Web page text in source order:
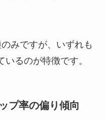
みですが、いずれも
るのが特徴です。
プ率の偏り傾向